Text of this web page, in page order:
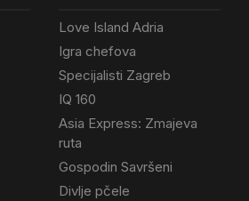
Love Island Adria
Igra chefova
Specijalisti Zagreb
IQ 160
Asia Express: Zmajeva
ruta
Gospodin Savršeni
Divlje pčele